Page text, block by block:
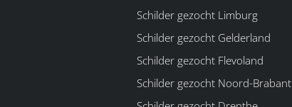
Schilder gezocht Limburg
Schilder gezocht Gelderland
Schilder gezocht Flevoland
Schilder gezocht Noord-Brabant